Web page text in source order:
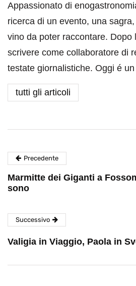
Appassionato di
ricerca di un evento, una
vino da poter raccontare. Dopo
scrivere come collaboratore di
testate giornalistiche. Oggi é
tutti gli articoli
Precedente
Marmitte dei Giganti a
sono
Successivo
Valigia in Viaggio, Paola in